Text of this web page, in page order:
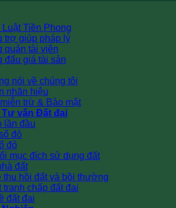
Tiền Phong
trợ giúp pháp lý
quản tài viên
đấu giá tài sản
nói về chúng tôi
nhãn hiệu
trừ & Bảo mật
vấn Đất đai
lần đầu
đỏ
đỏ
mục đích sử dụng đất
đất
thu hồi đất và bồi thường
tranh chấp đất đai
đất đai